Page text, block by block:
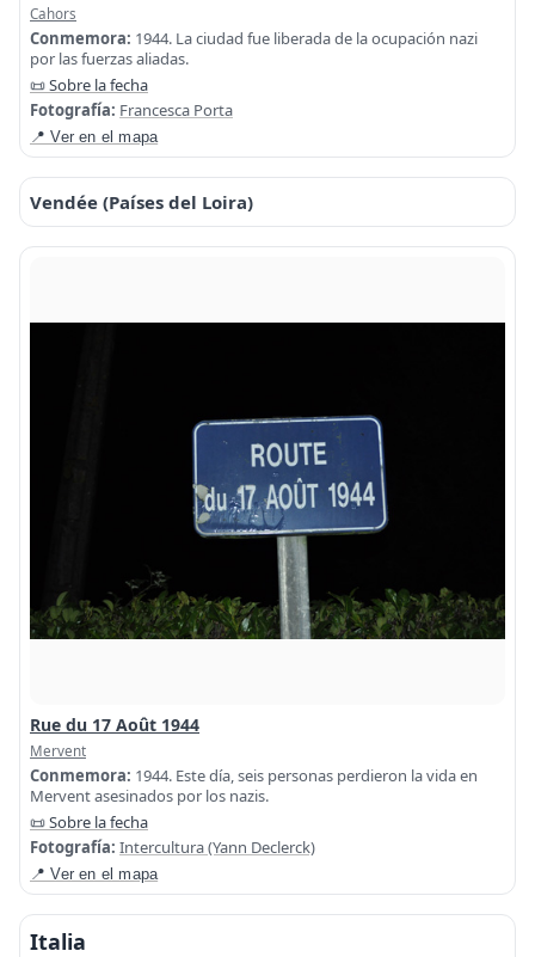
Cahors
Conmemora: 1944. La ciudad fue liberada de la ocupación nazi
por las fuerzas aliadas.
📜 Sobre la fecha
Fotografía: Francesca Porta
📍 Ver en el mapa
Vendée (Países del Loira)
Rue du 17 Août 1944
Mervent
Conmemora: 1944. Este día, seis personas perdieron la vida en
Mervent asesinados por los nazis.
📜 Sobre la fecha
Fotografía: Intercultura (Yann Declerck)
📍 Ver en el mapa
Italia